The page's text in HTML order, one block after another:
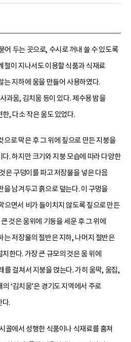
어 두는 곳으로, 수시로 꺼내 쓸 수 있도록
절이 지나서도 이용할 식품과 식재료
는 지하에 움을 만들어 사용하였다.
과움, 김치움 등이 있다. 제수용 밤을
, 다소 작은 움도 있었다.
으로 막은 후 그 위에 짚으로 만든 지붕을
. 하지만 크기와 지붕 모습에 따라 다양한
은 구덩이를 파고 저장물을 넣은 다음
을 남겨두고 흙으로 덮는다. 이 구멍을
으면서 비가 들이치지 않도록 짚으로 만든
것은 움위에 기둥을 세운 후 그 위에
는 저장물의 절반은 지하, 나머지 절반은
한다. 가장 큰 규모의 것은 움 위에
를 걸쳐서 지붕을 얹는다. 가히 움막, 움집,
‘김치움’은 경기도 지역에서 주로
다.
골에서 성행한 식품이나 식재료를 훔쳐